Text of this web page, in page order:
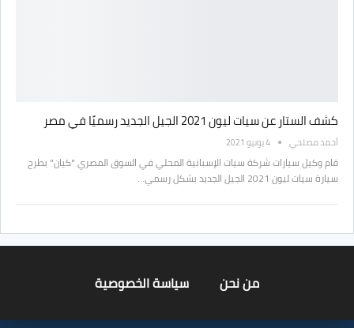
كشف الستار عن سيات ليون 2021 الجيل الجديد رسميًا في مصر
أحمد مصلحي 4 يونيو 2021
قام وكيل سيارات شركة سيات الإسبانية المحلي في السوق المصري "كيان" بطرح
سيارة سيات ليون 2021 الجيل الجديد بشكل رسمي…
من نحن سياسة الخصوصية